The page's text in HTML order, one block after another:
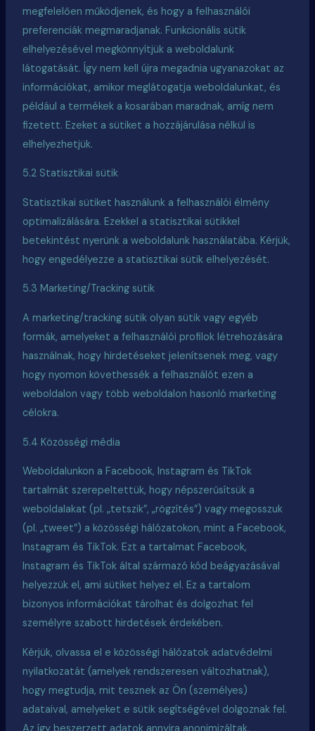
megfelelően működjenek, és hogy a felhasználói
preferenciák megmaradjanak. Funkcionális sütik
elhelyezésével megkönnyítjük a weboldalunk
látogatását. Így nem kell újra megadnia ugyanazokat az
információkat, amikor meglátogatja weboldalunkat, és
például a termékek a kosarában maradnak, amíg nem
fizetett. Ezeket a sütiket a hozzájárulása nélkül is
elhelyezhetjük.
5.2 Statisztikai sütik
Statisztikai sütiket használunk a felhasználói élmény
optimalizálására. Ezekkel a statisztikai sütikkel
betekintést nyerünk a weboldalunk használatába. Kérjük,
hogy engedélyezze a statisztikai sütik elhelyezését.
5.3 Marketing/Tracking sütik
A marketing/tracking sütik olyan sütik vagy egyéb
formák, amelyeket a felhasználói profilok létrehozására
használnak, hogy hirdetéseket jelenítsenek meg, vagy
hogy nyomon követhessék a felhasználót ezen a
weboldalon vagy több weboldalon hasonló marketing
célokra.
5.4 Közösségi média
Weboldalunkon a Facebook, Instagram és TikTok
tartalmát szerepeltettük, hogy népszerűsítsük a
weboldalakat (pl. „tetszik”, „rögzítés”) vagy megosszuk
(pl. „tweet”) a közösségi hálózatokon, mint a Facebook,
Instagram és TikTok. Ezt a tartalmat Facebook,
Instagram és TikTok által származó kód beágyazásával
helyezzük el, ami sütiket helyez el. Ez a tartalom
bizonyos információkat tárolhat és dolgozhat fel
személyre szabott hirdetések érdekében.
Kérjük, olvassa el e közösségi hálózatok adatvédelmi
nyilatkozatát (amelyek rendszeresen változhatnak),
hogy megtudja, mit tesznek az Ön (személyes)
adataival, amelyeket e sütik segítségével dolgoznak fel.